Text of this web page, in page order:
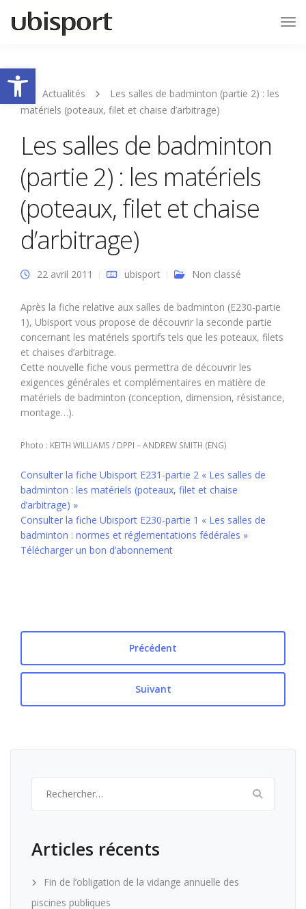
Ouvrir la barre d’outils
Actualités
Les salles de badminton (partie 2) : les
matériels (poteaux, filet et chaise d’arbitrage)
Les salles de badminton
(partie 2) : les matériels
(poteaux, filet et chaise
d’arbitrage)
22 avril 2011 ubisport Non classé
Après la fiche relative aux salles de badminton (E230-partie
1), Ubisport vous propose de découvrir la seconde partie
concernant les matériels sportifs tels que les poteaux, filets
et chaises d’arbitrage.
Cette nouvelle fiche vous permettra de découvrir les
exigences générales et complémentaires en matière de
matériels de badminton (conception, dimension, résistance,
montage…).
Photo : KEITH WILLIAMS / DPPI – ANDREW SMITH (ENG)
Consulter la fiche Ubisport E231-partie 2 « Les salles de
badminton : les matériels (poteaux, filet et chaise
d’arbitrage) »
Consulter la fiche Ubisport E230-partie 1 « Les salles de
badminton : normes et réglementations fédérales »
Télécharger un bon d’abonnement
Précédent
Suivant
Articles récents
Fin de l’obligation de la vidange annuelle des
piscines publiques